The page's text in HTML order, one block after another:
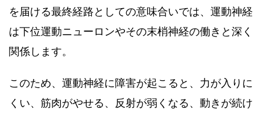
を届ける最終経路としての意味合いでは、運動神経
は下位運動ニューロンやその末梢神経の働きと深く
関係します。
このため、運動神経に障害が起こると、力が入りに
くい、筋肉がやせる、反射が弱くなる、動きが続け